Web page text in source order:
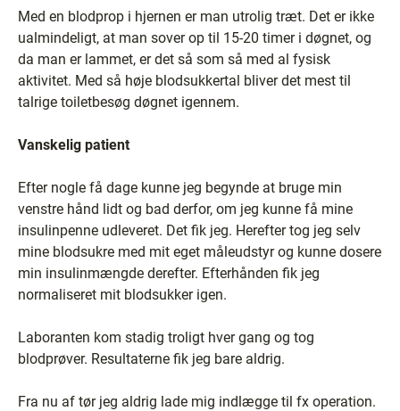
Med en blodprop i hjernen er man utrolig træt. Det er ikke
ualmindeligt, at man sover op til 15-20 timer i døgnet, og
da man er lammet, er det så som så med al fysisk
aktivitet. Med så høje blodsukkertal bliver det mest til
talrige toiletbesøg døgnet igennem.
Vanskelig patient
Efter nogle få dage kunne jeg begynde at bruge min
venstre hånd lidt og bad derfor, om jeg kunne få mine
insulinpenne udleveret. Det fik jeg. Herefter tog jeg selv
mine blodsukre med mit eget måleudstyr og kunne dosere
min insulinmængde derefter. Efterhånden fik jeg
normaliseret mit blodsukker igen.
Laboranten kom stadig troligt hver gang og tog
blodprøver. Resultaterne fik jeg bare aldrig.
Fra nu af tør jeg aldrig lade mig indlægge til fx operation.